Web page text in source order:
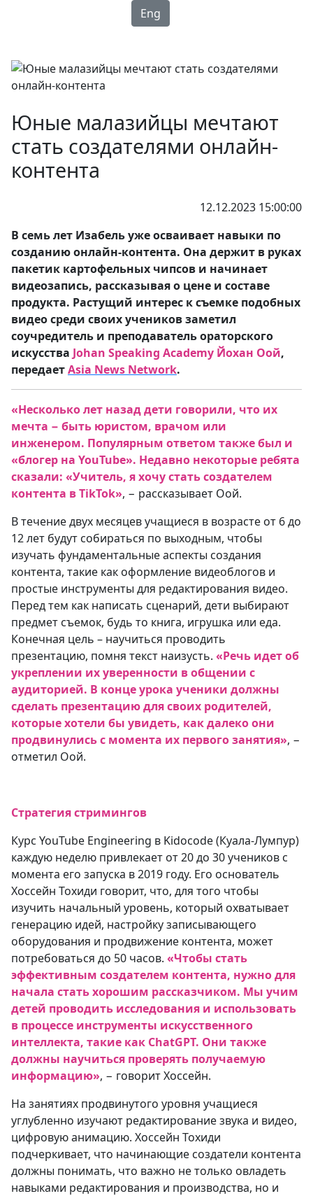
Eng
Юные малазийцы мечтают
стать создателями онлайн-
контента
12.12.2023 15:00:00
В семь лет Изабель уже осваивает навыки по
созданию онлайн-контента. Она держит в руках
пакетик картофельных чипсов и начинает
видеозапись, рассказывая о цене и составе
продукта. Растущий интерес к съемке подобных
видео среди своих учеников заметил
соучредитель и преподаватель ораторского
искусства Johan Speaking Academy Йохан Оой,
передаетAsia News Network.
«Несколько лет назад дети говорили, что их
мечта − быть юристом, врачом или
инженером. Популярным ответом также был и
«блогер на YouTube». Недавно некоторые ребята
сказали: «Учитель, я хочу стать создателем
контента в TikTok», − рассказывает Оой.
В течение двух месяцев учащиеся в возрасте от 6 до
12 лет будут собираться по выходным, чтобы
изучать фундаментальные аспекты создания
контента, такие как оформление видеоблогов и
простые инструменты для редактирования видео.
Перед тем как написать сценарий, дети выбирают
предмет съемок, будь то книга, игрушка или еда.
Конечная цель – научиться проводить
презентацию, помня текст наизусть. «Речь идет об
укреплении их уверенности в общении с
аудиторией. В конце урока ученики должны
сделать презентацию для своих родителей,
которые хотели бы увидеть, как далеко они
продвинулись с момента их первого занятия», −
отметил Оой.
Стратегия стримингов
Курс YouTube Engineering в Kidocode (Куала-Лумпур)
каждую неделю привлекает от 20 до 30 учеников с
момента его запуска в 2019 году. Его основатель
Хоссейн Тохиди говорит, что, для того чтобы
изучить начальный уровень, который охватывает
генерацию идей, настройку записывающего
оборудования и продвижение контента, может
потребоваться до 50 часов. «Чтобы стать
эффективным создателем контента, нужно для
начала стать хорошим рассказчиком. Мы учим
детей проводить исследования и использовать
в процессе инструменты искусственного
интеллекта, такие как ChatGPT. Они также
должны научиться проверять получаемую
информацию», − говорит Хоссейн.
На занятиях продвинутого уровня учащиеся
углубленно изучают редактирование звука и видео,
цифровую анимацию. Хоссейн Тохиди
подчеркивает, что начинающие создатели контента
должны понимать, что важно не только овладеть
навыками редактирования и производства, но и